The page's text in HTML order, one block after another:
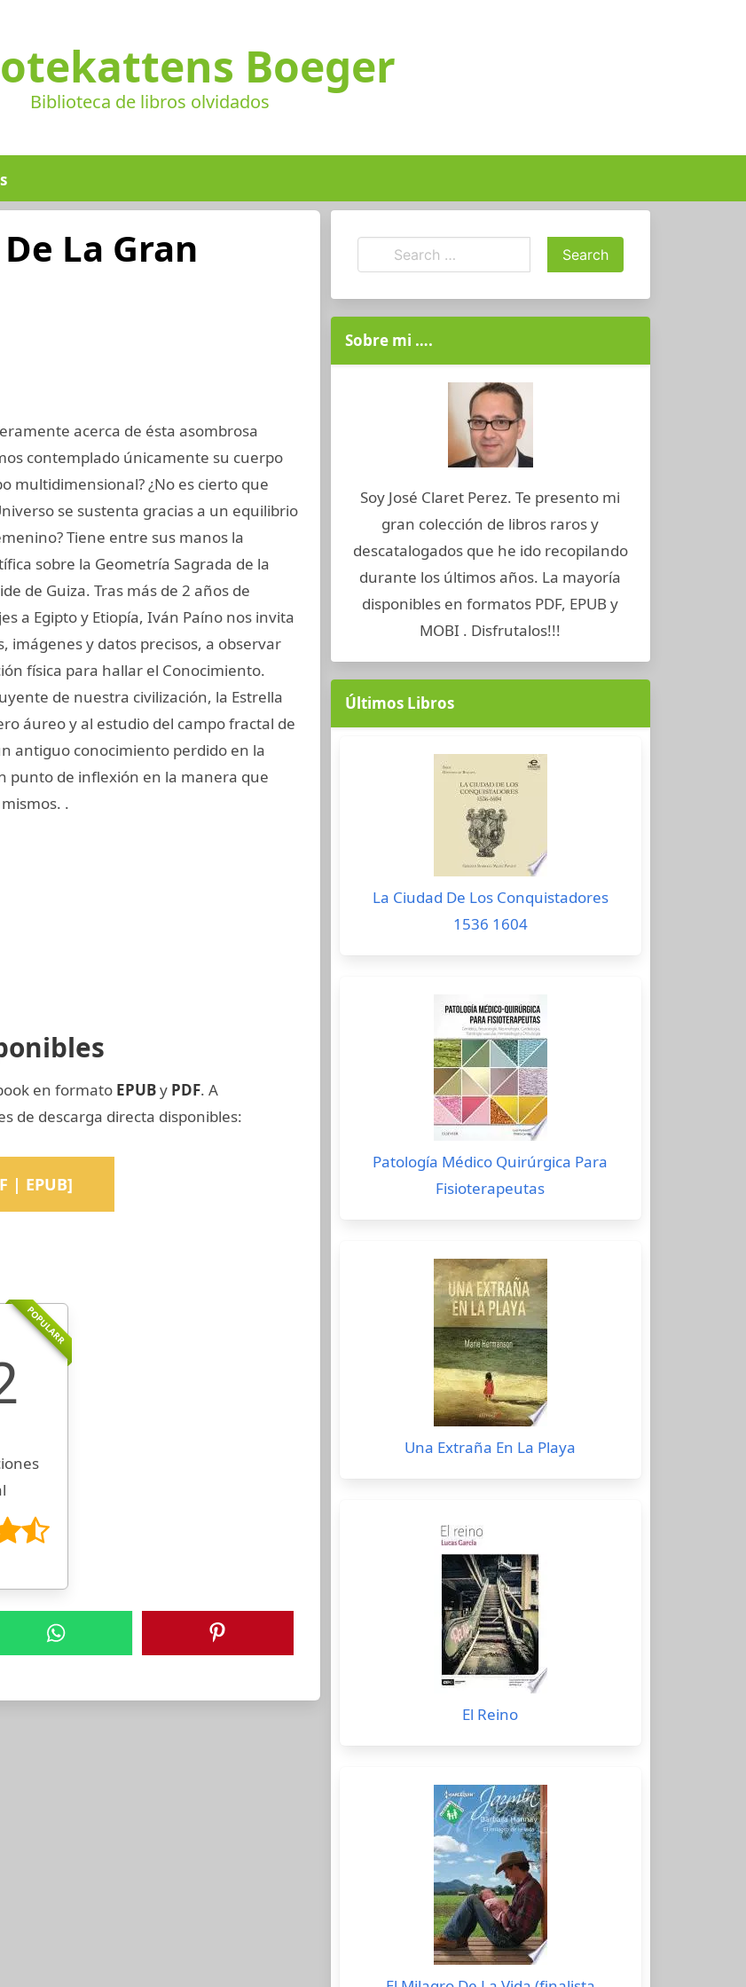
Boeger
Biblioteca de libros olvidados
La Gran
acerca de ésta asombrosa
contemplado únicamente su cuerpo
multidimensional? ¿No es cierto que
se sustenta gracias a un equilibrio
Tiene entre sus manos la
sobre la Geometría Sagrada de la
de Guiza. Tras más de 2 años de
a Egipto y Etiopía, Iván Paíno nos invita
imágenes y datos precisos, a observar
física para hallar el Conocimiento.
de nuestra civilización, la Estrella
áureo y al estudio del campo fractal de
antiguo conocimiento perdido en la
punto de inflexión en la manera que
.
en formato EPUBy PDF. A
de descarga directa disponibles:
| EPUB]
POPULARR
Sobre mi ….
Soy José Claret Perez. Te presento mi
gran colección de libros raros y
descatalogados que he ido recopilando
durante los últimos años. La mayoría
disponibles en formatos PDF, EPUB y
MOBI . Disfrutalos!!!
Últimos Libros
La Ciudad De Los Conquistadores
1536 1604
Patología Médico Quirúrgica Para
Fisioterapeutas
Una Extraña En La Playa
El Reino